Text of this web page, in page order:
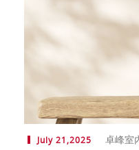
July 21,2025 卓峰室